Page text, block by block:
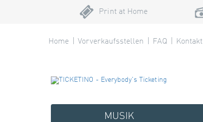
Print at Home
Home Vorverkaufsstellen FAQ Kontakt
MUSIK